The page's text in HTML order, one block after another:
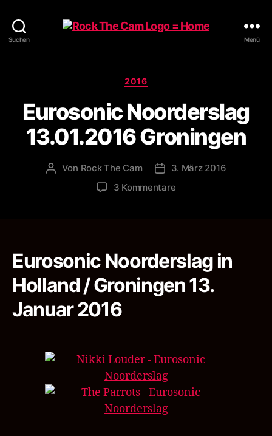
Suchen Menü
Kategorien
2016
Eurosonic Noorderslag
13.01.2016 Groningen
Beitragsautor
Von Rock The Cam Veröffentlichungsdatum
3. März 2016
3 Kommentarezu
Eurosonic Noorderslag in
Holland / Groningen 13.
Januar 2016